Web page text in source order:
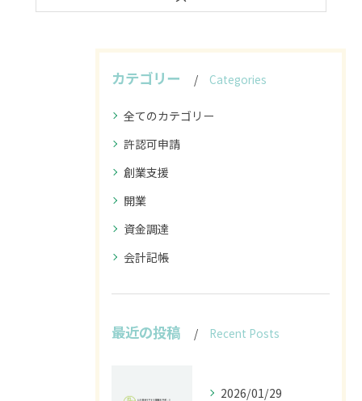
カテゴリー Categories
全てのカテゴリー
許認可申請
創業支援
開業
資金調達
会計記帳
最近の投稿 Recent Posts
2026/01/29